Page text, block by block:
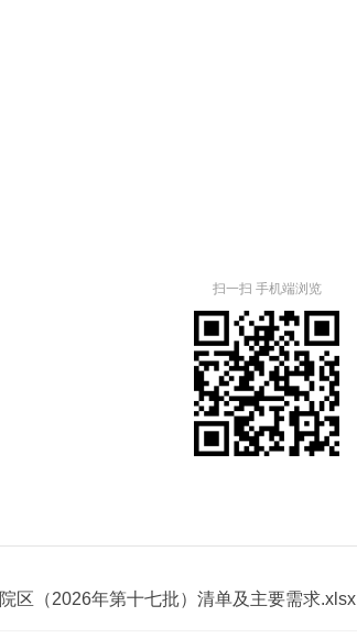
扫一扫 手机端浏览
区（2026年第十七批）清单及主要需求.xlsx